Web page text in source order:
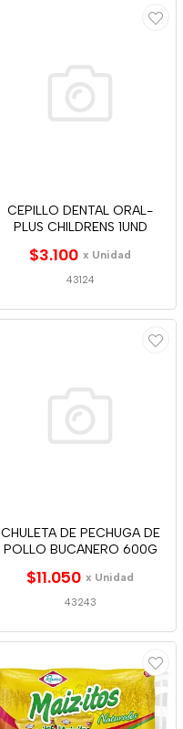
CEPILLO DENTAL ORAL-
PLUS CHILDRENS 1UND
$3.100 x Unidad
43124
CHULETA DE PECHUGA DE
POLLO BUCANERO 600G
$11.050 x Unidad
43243